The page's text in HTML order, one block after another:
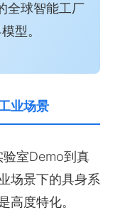
全球智能工厂
型。
业场景
室Demo到真
场景下的具身系
高度特化。